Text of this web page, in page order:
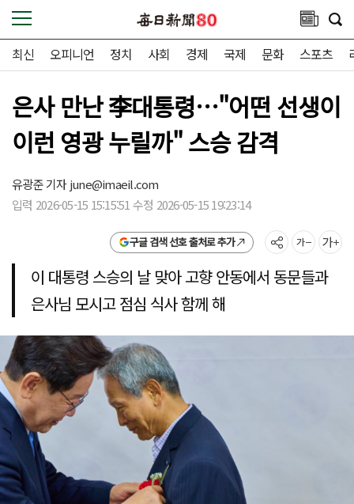
최신 오피니언 정치 사회 경제 국제 문화 스포츠
은사 만난 李대통령…"어떤 선생이
이런 영광 누릴까" 스승 감격
유광준 기자june@imaeil.com
입력 2026-05-15 15:15:51 수정 2026-05-15 19:23:14
구글 검색 선호 출처로 추가
이 대통령 스승의 날 맞아 고향 안동에서 동문들과
은사님 모시고 점심 식사 함께 해